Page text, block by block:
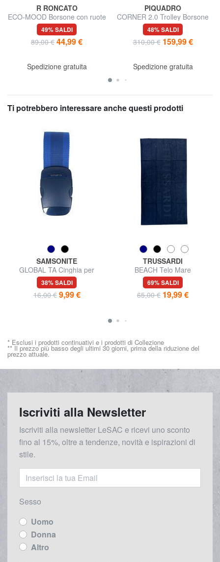
R RONCATO
ECO-MOOD Borsone con ruote
49% SALDI
89,00 € 44,99 €
Spedizione gratuita
PIQUADRO
CORNER 2.0 Trolley Borsone
Medio
48% SALDI
310,00 € 159,99 €
Spedizione gratuita
Ti potrebbero interessare anche questi prodotti
SAMSONITE
GLOBAL TA Cinghia per
bagagli 50mm
38% SALDI
16,00 € 9,99 €
TRUSSARDI
BEACH Telo Mare
69% SALDI
65,00 € 19,99 €
* Esclusi i prodotti continuativi e i prodotti di Collezione
** Il prezzo più basso degli ultimi 30 giorni, prima della riduzione del
prezzo attuale.
Iscriviti alla Newsletter
Iscriviti alla newsletter LeSAC e ricevi uno sconto
fino al 15%, oltre a tendenze, novità e ispirazioni di
stile.
Sesso
Uomo
Donna
Altro